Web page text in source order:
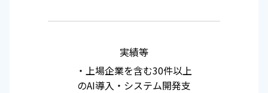
実績等
・上場企業を含む30件以上
のAI導入・システム開発支